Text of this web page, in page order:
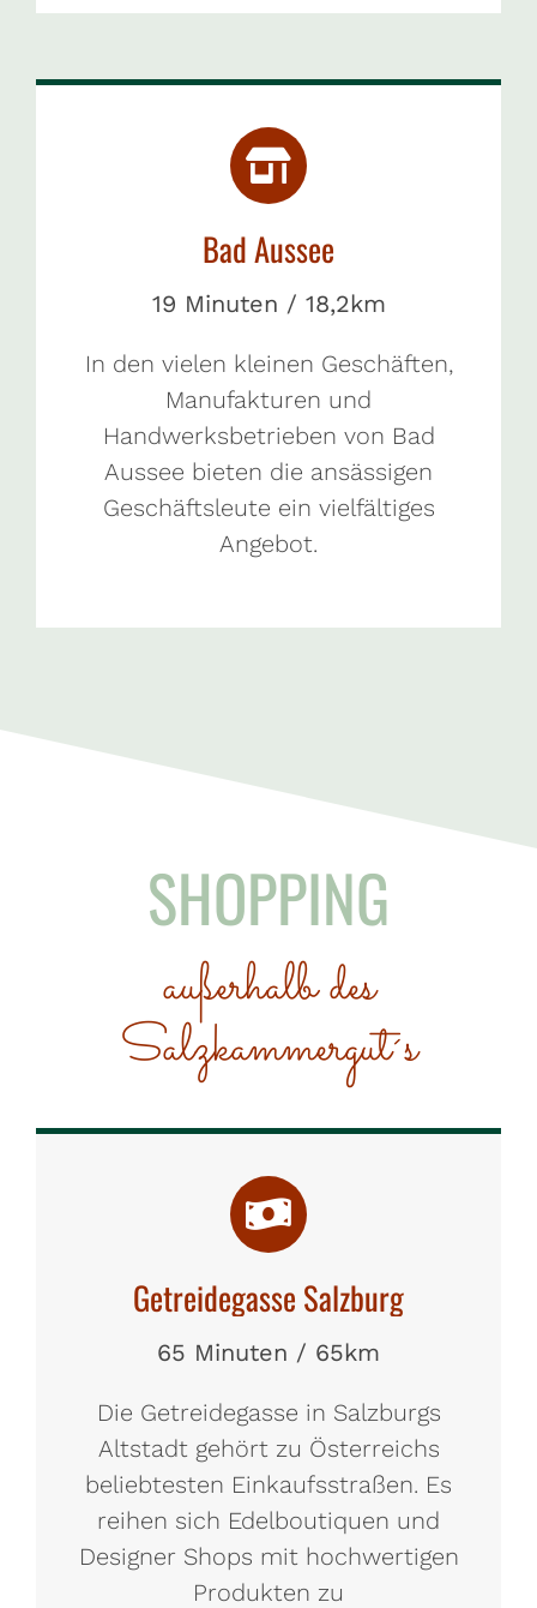
Bad Aussee
19 Minuten / 18,2km
In den vielen kleinen Geschäften,
Manufakturen und
Handwerksbetrieben von Bad
Aussee bieten die ansässigen
Geschäftsleute ein vielfältiges
Angebot.
SHOPPING
außerhalb des
Salzkammergut´s
Getreidegasse Salzburg
65 Minuten / 65km
Die Getreidegasse in Salzburgs
Altstadt gehört zu Österreichs
beliebtesten Einkaufsstraßen. Es
reihen sich Edelboutiquen und
Designer Shops mit hochwertigen
Produkten zu